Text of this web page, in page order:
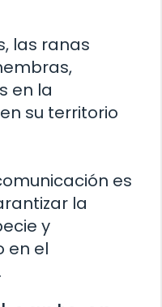
las ranas
en la
su territorio
es
la
y
en el